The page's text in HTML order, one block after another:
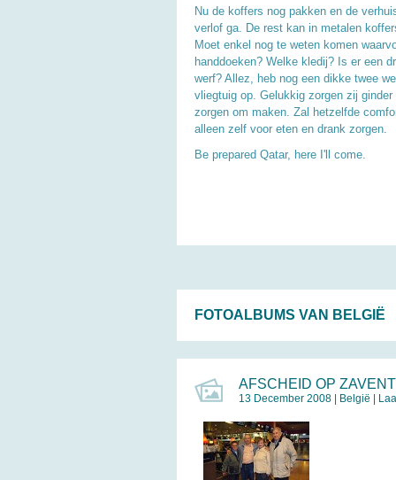
Nu de koffers nog pakken en de
verlof ga. De rest kan in metalen
Moet enkel nog te weten komen
handdoeken? Welke kledij? Is er een
werf? Allez, heb nog een dikke twee
vliegtuig op. Gelukkig zorgen zij
zorgen om maken. Zal hetzelfde
alleen zelf voor eten en drank zorgen.
Be prepared Qatar, here I'll come.
FOTOALBUMS VAN BELGIË
AFSCHEID OP
13 December 2008 | België |